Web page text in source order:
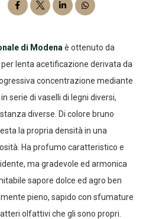
di Modena è ottenuto da
lenta acetificazione derivata da
concentrazione mediante
serie di vaselli di legni diversi,
diverse. Di colore bruno
la propria densità in una
Ha profumo caratteristico e
ma gradevole ed armonica
sapore dolce ed agro ben
pieno, sapido con sfumature
olfattivi che gli sono propri.